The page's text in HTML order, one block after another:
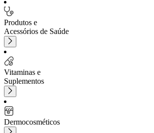
Produtos e
Acessórios de Saúde
Vitaminas e
Suplementos
Dermocosméticos